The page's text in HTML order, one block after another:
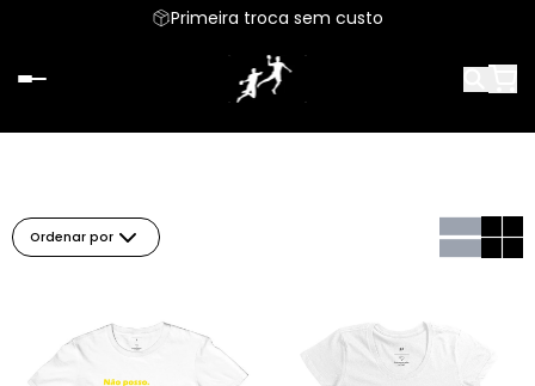
Primeira troca sem custo
Ordenar por